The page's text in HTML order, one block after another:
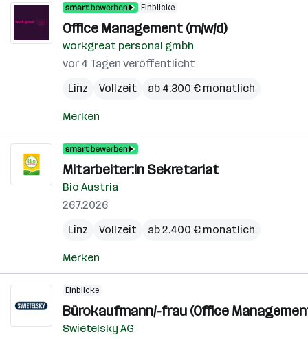
Einblicke
Office Management (m/w/d)
workgreat personal gmbh
vor 4 Tagen veröffentlicht
Linz
Vollzeit ab 4.300 € monatlich
Merken
Mitarbeiter:in Sekretariat
Bio Austria
26.7.2026
Linz
Vollzeit ab 2.400 € monatlich
Merken
Einblicke
Bürokaufmann/-frau (Office
Swietelsky AG